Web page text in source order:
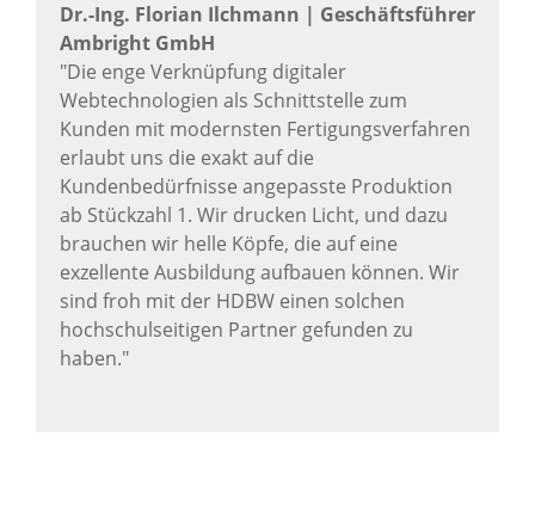
Dr.-Ing. Florian Ilchmann | Geschäftsführer
Ambright GmbH
"Die enge Verknüpfung digitaler
Webtechnologien als Schnittstelle zum
Kunden mit modernsten Fertigungsverfahren
erlaubt uns die exakt auf die
Kundenbedürfnisse angepasste Produktion
ab Stückzahl 1. Wir drucken Licht, und dazu
brauchen wir helle Köpfe, die auf eine
exzellente Ausbildung aufbauen können. Wir
sind froh mit der HDBW einen solchen
hochschulseitigen Partner gefunden zu
haben."